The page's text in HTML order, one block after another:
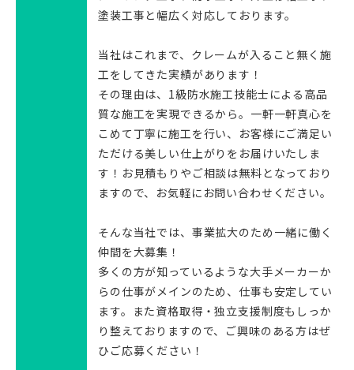
塗装工事と幅広く対応しております。
当社はこれまで、クレームが入ること無く施
工をしてきた実績があります！
その理由は、1級防水施工技能士による高品
質な施工を実現できるから。一軒一軒真心を
こめて丁寧に施工を行い、お客様にご満足い
ただける美しい仕上がりをお届けいたしま
す！お見積もりやご相談は無料となっており
ますので、お気軽にお問い合わせください。
そんな当社では、事業拡大のため一緒に働く
仲間を大募集！
多くの方が知っているような大手メーカーか
らの仕事がメインのため、仕事も安定してい
ます。また資格取得・独立支援制度もしっか
り整えておりますので、ご興味のある方はぜ
ひご応募ください！